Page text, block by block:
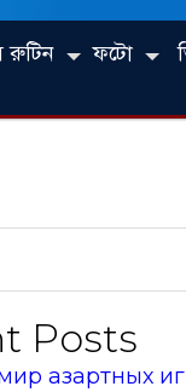
রুটিন ফটো
Posts
азартных